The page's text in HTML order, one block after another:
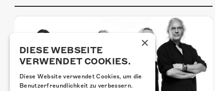
×
DIESE WEBSEITE
VERWENDET COOKIES.
Diese Website verwendet Cookies, um die
Benutzerfreundlichkeit zu verbessern.